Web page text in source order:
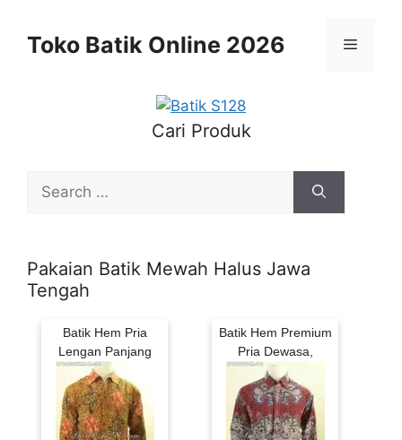
contentToko Batik Online 2026 Menu
Cari Produk
for:
Pakaian Batik Mewah Halus Jawa
Tengah
Batik Hem Pria
Lengan Panjang
Batik Hem Premium
Pria Dewasa,